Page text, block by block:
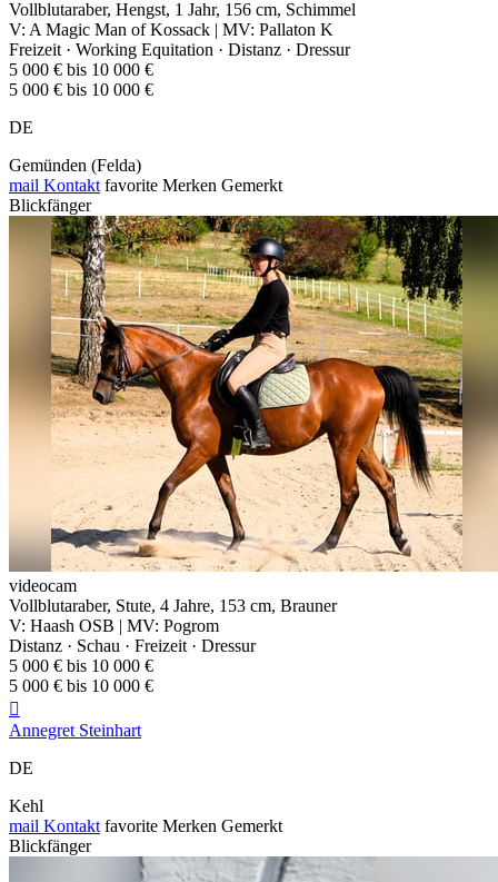
Vollblutaraber, Hengst, 1 Jahr, 156 cm, Schimmel
V: A Magic Man of Kossack | MV: Pallaton K
Freizeit · Working Equitation · Distanz · Dressur
5 000 € bis 10 000 €
5 000 € bis 10 000 €
DE
Gemünden (Felda)
mail Kontakt favorite Merken Gemerkt
Blickfänger
videocam
Vollblutaraber, Stute, 4 Jahre, 153 cm, Brauner
V: Haash OSB | MV: Pogrom
Distanz · Schau · Freizeit · Dressur
5 000 € bis 10 000 €
5 000 € bis 10 000 €

Annegret Steinhart
DE
Kehl
mail Kontakt favorite Merken Gemerkt
Blickfänger